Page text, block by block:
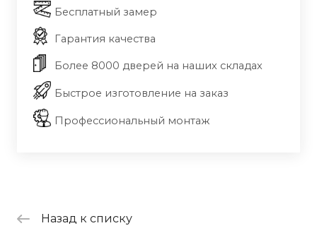
Бесплатный замер
Гарантия качества
Более 8000 дверей на наших складах
Быстрое изготовление на заказ
Профессиональный монтаж
Назад к списку